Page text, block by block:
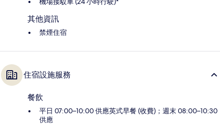
其他資訊
禁煙住宿
住宿設施服務
餐飲
平日 07:00–10:00 供應英式早餐 (收費)；週末 08:00–10:30
供應